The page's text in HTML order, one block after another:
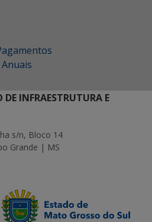
DE INFRAESTRUTURA E
s/n, Bloco 14
Grande | MS